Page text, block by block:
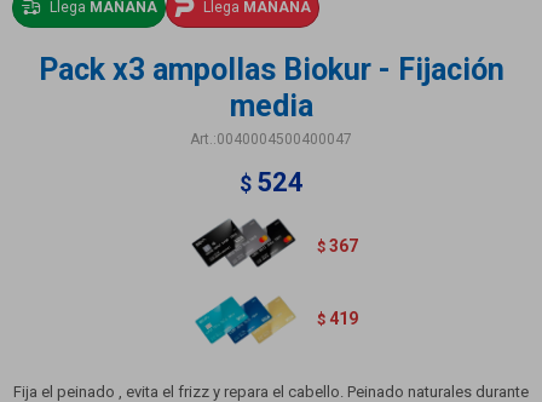
Llega MAÑANA Llega MAÑANA
Pack x3 ampollas Biokur - Fijación
media
0040004500400047
$ 524
$ 367
$ 419
Fija el peinado , evita el frizz y repara el cabello. Peinado naturales durante